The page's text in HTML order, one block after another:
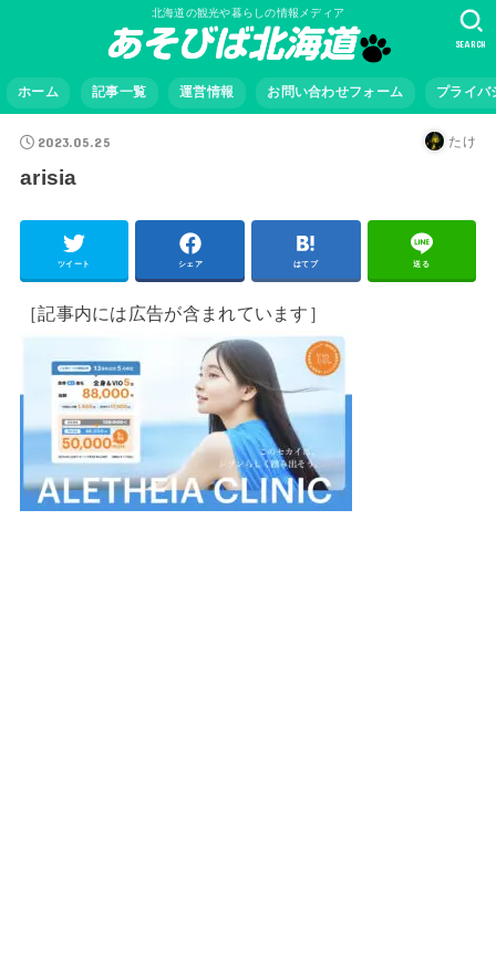
北海道の観光や暮らしの情報メディア
ホーム 記事一覧 運営情報 お問い合わせフォーム プライバ
SEARCH
2023.05.25 たけ
arisia
ツイート シェア はてブ 送る
［記事内には広告が含まれています］